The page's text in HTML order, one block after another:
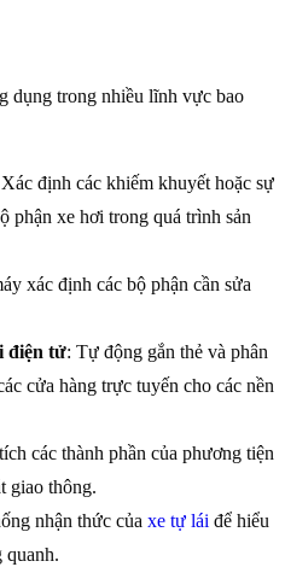
dụng trong nhiều lĩnh vực bao
định các khiếm khuyết hoặc sự
phận xe hơi trong quá trình sản
xác định các bộ phận cần sửa
điện tử: Tự động gắn thẻ và phân
cửa hàng trực tuyến cho các nền
các thành phần của phương tiện
giao thông.
nhận thức của xe tự lái để hiểu
quanh.